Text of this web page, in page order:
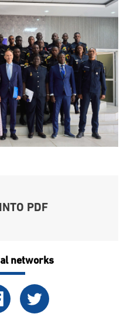
PDF
networks